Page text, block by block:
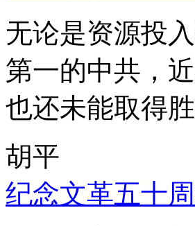
无论是资源投
第一的中共，
也还未能取得胜
胡平
纪念文革五十